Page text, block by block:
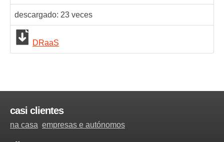
descargado: 23 veces
DRaaS
casi clientes
na casa empresas e autónomos